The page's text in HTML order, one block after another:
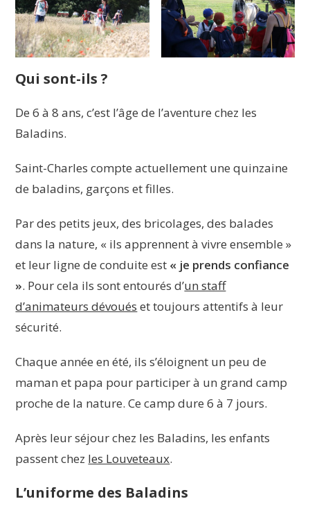
Qui sont-ils ?
De 6 à 8 ans, c’est l’âge de l’aventure chez les
Baladins.
Saint-Charles compte actuellement une quinzaine
de baladins, garçons et filles.
Par des petits jeux, des bricolages, des balades
dans la nature, « ils apprennent à vivre ensemble »
et leur ligne de conduite est « je prends confiance
». Pour cela ils sont entourés d’un staff
d’animateurs dévoués et toujours attentifs à leur
sécurité.
Chaque année en été, ils s’éloignent un peu de
maman et papa pour participer à un grand camp
proche de la nature. Ce camp dure 6 à 7 jours.
Après leur séjour chez les Baladins, les enfants
passent chez les Louveteaux.
L’uniforme des Baladins